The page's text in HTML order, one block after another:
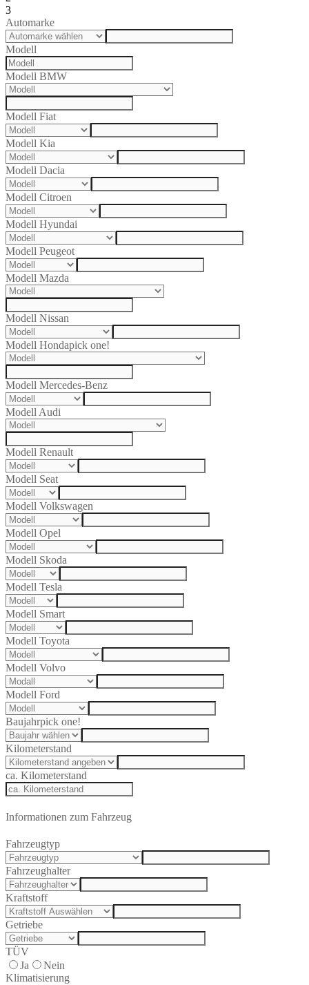
3
Automarke
Modell
Modell BMW
Modell Fiat
Modell Kia
Modell Dacia
Modell Citroen
Modell Hyundai
Modell Peugeot
Modell Mazda
Modell Nissan
Modell Hondapick one!
Modell Mercedes-Benz
Modell Audi
Modell Renault
Modell Seat
Modell Volkswagen
Modell Opel
Modell Skoda
Modell Tesla
Modell Smart
Modell Toyota
Modell Volvo
Modell Ford
Baujahrpick one!
Kilometerstand
ca. Kilometerstand
Informationen zum Fahrzeug
Fahrzeugtyp
Fahrzeughalter
Kraftstoff
Getriebe
TÜV
Ja
Nein
Klimatisierung